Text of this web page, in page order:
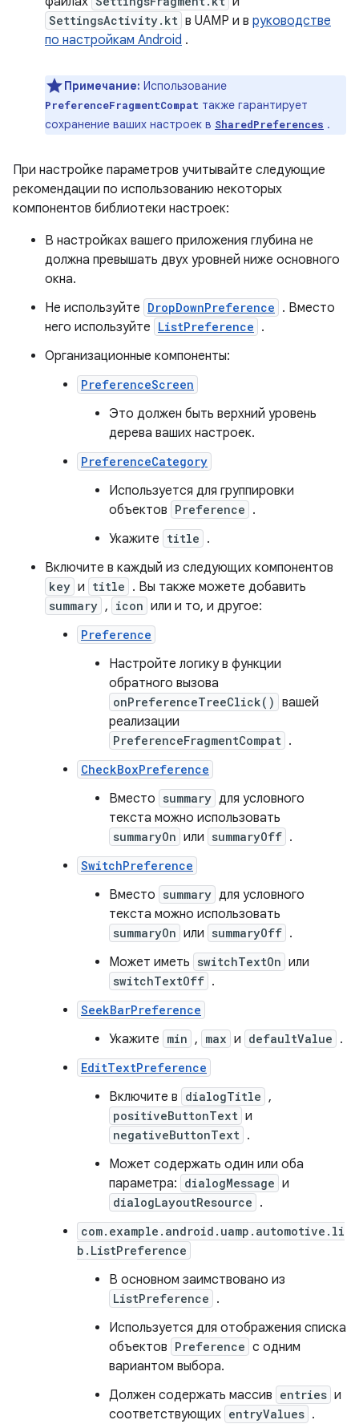
SettingsActivity.kt в UAMP и в руководстве
по настройкам Android .
Примечание: Использование
PreferenceFragmentCompat также гарантирует
сохранение ваших настроек в SharedPreferences .
При настройке параметров учитывайте следующие
рекомендации по использованию некоторых
компонентов библиотеки настроек:
В настройках вашего приложения глубина не
должна превышать двух уровней ниже основного
окна.
Не используйте DropDownPreference . Вместо
него используйте ListPreference .
Организационные компоненты:
PreferenceScreen
Это должен быть верхний уровень
дерева ваших настроек.
PreferenceCategory
Используется для группировки
объектов Preference .
Укажите title .
Включите в каждый из следующих компонентов
key и title . Вы также можете добавить
summary , icon или и то, и другое:
Preference
Настройте логику в функции
обратного вызова
onPreferenceTreeClick() вашей
реализации
PreferenceFragmentCompat .
CheckBoxPreference
Вместо summary для условного
текста можно использовать
summaryOn или summaryOff .
SwitchPreference
Вместо summary для условного
текста можно использовать
summaryOn или summaryOff .
Может иметь switchTextOn или
switchTextOff .
SeekBarPreference
Укажите min , max и defaultValue .
EditTextPreference
Включите в dialogTitle ,
positiveButtonText и
negativeButtonText .
Может содержать один или оба
параметра: dialogMessage и
dialogLayoutResource .
com.example.android.uamp.automotive.li
b.ListPreference
В основном заимствовано из
ListPreference .
Используется для отображения списка
объектов Preference с одним
вариантом выбора.
Должен содержать массив entries и
соответствующих entryValues .